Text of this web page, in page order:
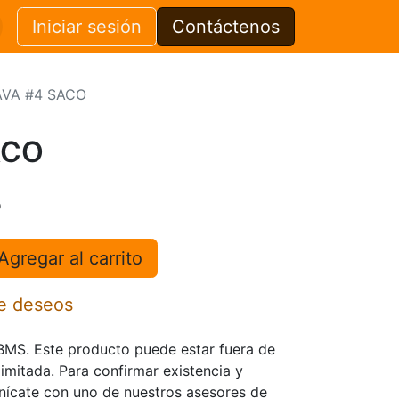
Iniciar sesión Contáctenos
#4 SACO
al carrito
deseos
Este producto puede estar fuera de
Para confirmar existencia y
con uno de nuestros asesores de